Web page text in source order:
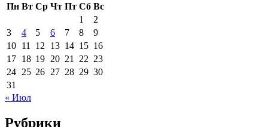
Пн Вт Ср Чт Пт Сб Вс
1
2
3
4 5 6 7 8
9
10 11 12 13 14 15 16
17 18 19 20 21 22 23
24 25 26 27 28 29 30
31
« Июл
Рубрики